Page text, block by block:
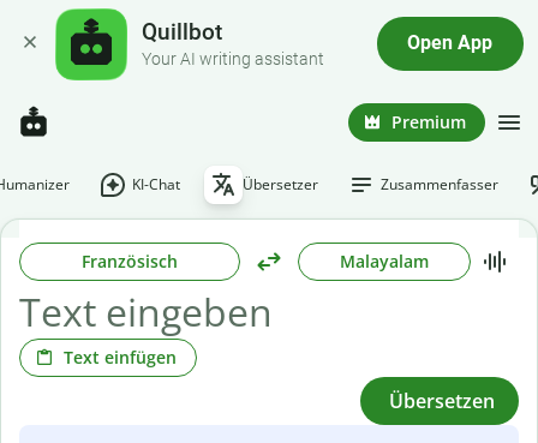
Quillbot
Your AI writing assistant
Open App
Premium
KI-Chat Übersetzer Zusammenfasser
Französisch Malayalam
Text einfügen
Übersetzen